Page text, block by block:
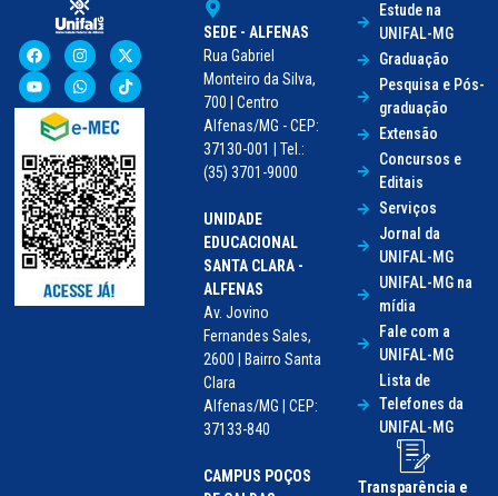
SEDE - ALFENAS
Rua Gabriel
Monteiro da Silva,
700 | Centro
Alfenas/MG - CEP:
37130-001 | Tel.:
(35) 3701-9000
UNIDADE
EDUCACIONAL
SANTA CLARA -
ALFENAS
Av. Jovino
Fernandes Sales,
2600 | Bairro Santa
Clara
Alfenas/MG | CEP:
37133-840
CAMPUS POÇOS
Estude na
UNIFAL-MG
Graduação
Pesquisa e Pós-
graduação
Extensão
Concursos e
Editais
Serviços
Jornal da
UNIFAL-MG
UNIFAL-MG na
mídia
Fale com a
UNIFAL-MG
Lista de
Telefones da
UNIFAL-MG
Transparência e